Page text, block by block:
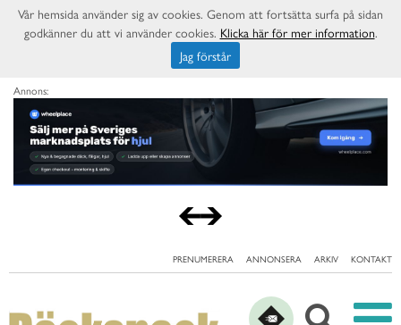
Annons:
PRENUMERERA ANNONSERA ARKIV KONTAKT
Vår hemsida använder sig av cookies. Genom att fortsätta surfa på sidan
godkänner du att vi använder cookies. Klicka här för mer information.
Jag förstår